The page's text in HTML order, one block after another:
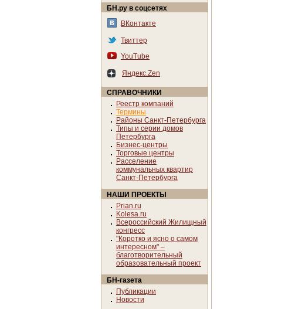
БН.ру в соцсетях
ВКонтакте
Твиттер
YouTube
Яндекс.Zen
СПРАВОЧНИКИ
Реестр компаний
Термины
Районы Санкт-Петербурга
Типы и серии домов
Петербурга
Бизнес-центры
Торговые центры
Расселение
коммунальных квартир
Санкт-Петербурга
НАШИ ПРОЕКТЫ
Prian.ru
Kolesa.ru
Всероссийский Жилищный
конгресс
"Коротко и ясно о самом
интересном" –
благотворительный
образовательный проект
БН-газета
Публикации
Новости